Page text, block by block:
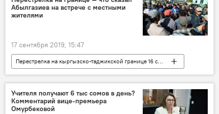
Абылгазиев на встрече с местными
жителями
17 сентября 2019, 15:47
Перестрелка на кыргызско-таджикской границе 16 сентября
Новости
Общество
Кыргызстан
Политика
Таджикистан
Мухаммедкалый Абылгазиев
граница
Учителя получают 6 тыс сомов в день?
Комментарий вице-премьера
Омурбековой